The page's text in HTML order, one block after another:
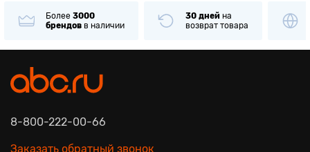
Более 3000
брендов в наличии
30 дней на
возврат товара
8-800-222-00-66
Заказать обратный звонок